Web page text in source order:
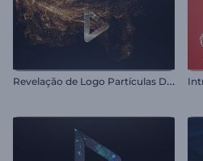
R
evelação de Logo Partículas Douradas